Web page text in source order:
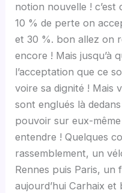
notion nouvelle !
10 % de perte on
et 30 %. bon allez on
encore ! Mais jusqu’à
l’acceptation que ce
voire sa dignité ! Mais
sont englués là
pouvoir sur eux-
entendre ! Quelques
rassemblement, un
Rennes puis Paris,
aujourd’hui Carhaix et